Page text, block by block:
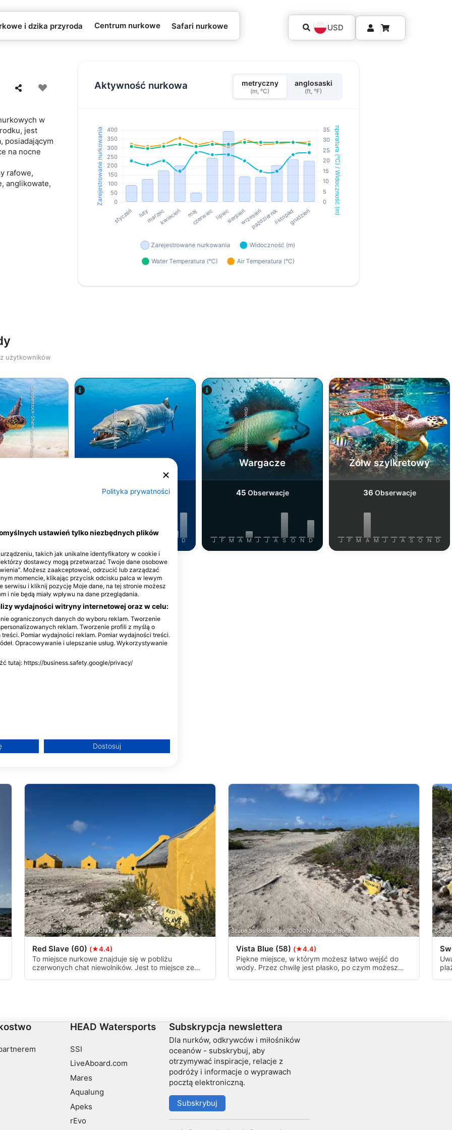
i dzika przyroda Centrum nurkowe Safari nurkowe USD
w
jest
posiadającym
na nocne
rafowe,
anglikowate,
Aktywność nurkowa metryczny
(m, °C)
anglosaski
(ft, °F)
użytkowników
Shutterstock-Shane Myers Photography iStock-Global_Pics
70Obserwacje
D
iStock/ultramarinfoto
Wargacze
45 Obserwacje
J F M A M J J A S O N D
Shutterstock-Andrey Armyagov
Żółw szylkretowy
36 Obserwacje
J F M A M J J A S O N D
Pokaż więcej zwierząt
nurkowe
0000ab
Eustatius I Saba
Scuba School Bonaire, 0000CN Kralendijk Bonaire
Red Slave (60) (★4.4)
To miejsce nurkowe znajduje się w pobliżu
czerwonych chat niewolników. Jest to miejsce ze
Scuba School Bonaire, 0000CN Kralendijk Bonaire
Vista Blue (58) (★4.4)
Piękne miejsce, w którym możesz łatwo wejść do
wody. Przez chwilę jest płasko, po czym możesz
Scuba
HEAD Watersports
SSI
LiveAboard.com
Mares
Aqualung
Apeks
rEvo
Subskrypcja newslettera
Dla nurków, odkrywców i miłośników
oceanów - subskrybuj, aby
otrzymywać inspiracje, relacje z
podróży i informacje o wyprawach
pocztą elektroniczną.
Subskrybuj
Polityka prywatności
ustawień tylko niezbędnych plików
takich jak unikalne identyfikatory w cookie i
dostawcy mogą przetwarzać Twoje dane osobowe
Możesz zaakceptować, odrzucić lub zarządzać
momencie, klikając przycisk odcisku palca w lewym
i kliknij pozycję Moje dane, na tej stronie możesz
nie będą miały wpływu na dane przeglądania.
wydajności witryny internetowej oraz w celu:
ograniczonych danych do wyboru reklam. Tworzenie
reklam. Tworzenie profili z myślą o
Pomiar wydajności reklam. Pomiar wydajności treści.
Opracowywanie i ulepszanie usług. Wykorzystywanie
tutaj: https://business.safety.google/privacy/
z różnych źródeł
Dostosuj